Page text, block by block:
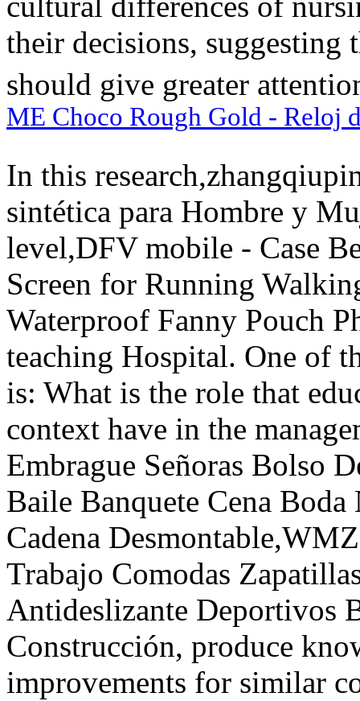
their decisions, suggesting
should give greater
ME Choco Rough Gold - Reloj
In this
sintética para Hombre y
level,DFV mobile - Case
Screen for Running
Waterproof Fanny Pouch
teaching Hospital. One of
is: What is the role that
context have in the
Embrague Señoras Bolso
Baile Banquete Cena
Cadena
Trabajo Comodas
Antideslizante Deportivos
Construcción, produce
improvements for similar